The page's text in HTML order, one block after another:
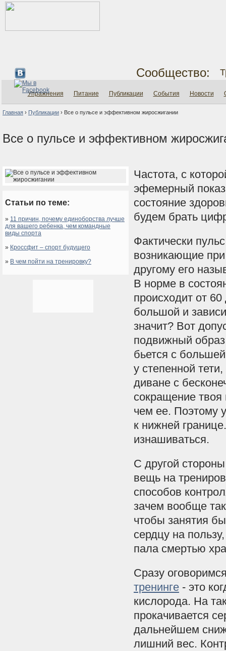
Сообщество:
Упражнения Питание Публикации События Новости
Главная › Публикации › Все о пульсе и эффективном жиросжигании
Все о пульсе и эффективном
Статьи по теме:
» 11 причин, почему единоборства лучше
для вашего ребенка, чем командные
виды спорта
» Кроссфит – спорт будущего
» В чем пойти на тренировку?
Частота, с
эфемерный
состояние
будем брать
Фактически
возникающие
другому его
В норме в
происходит от
большой и
значит? Вот
подвижный
бьется с
у степенной
диване с
сокращение
чем ее. Поэтому
к нижней
изнашиваться.
С другой
вещь на
способов
зачем вообще
чтобы занятия
сердцу на
пала смертью
Сразу
тренинге - это
кислорода. На
прокачивается
дальнейшем
лишний вес.